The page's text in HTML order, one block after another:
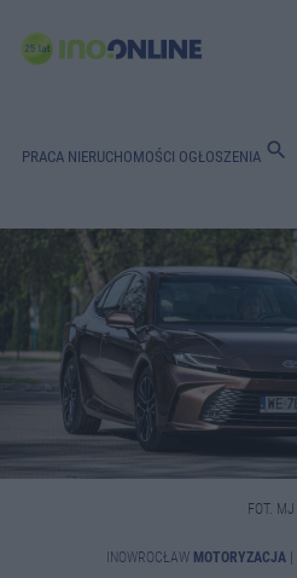
PRACA NIERUCHOMOŚCI OGŁOSZENIA search
FOT. MJ
INOWROCŁAW MOTORYZACJA